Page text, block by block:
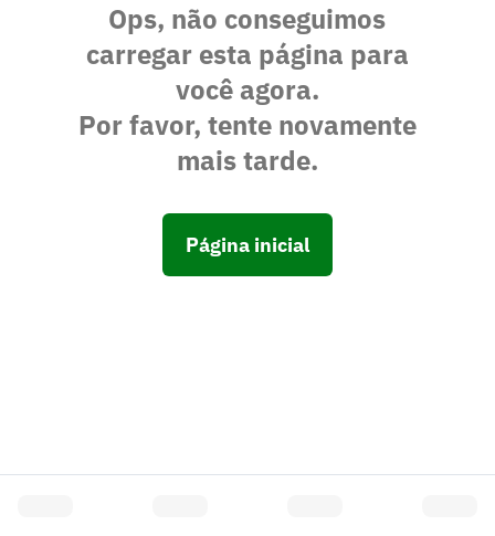
Ops, não conseguimos
carregar esta página para
você agora.
Por favor, tente novamente
mais tarde.
Página inicial